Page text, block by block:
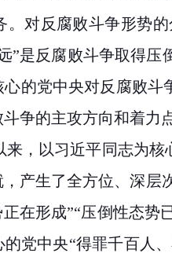
。对反腐败斗争形势
”是反腐败斗争取得
心的党中央对反腐败
斗争的主攻方向和着
来，以习近平同志为
产生了全方位、深
在形成”“压倒性态
党中央“得罪千百人